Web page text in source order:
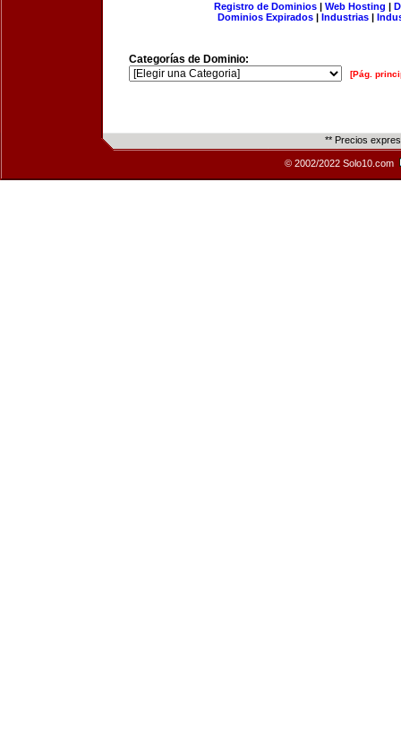
Registro de Dominios| Web Hosting |
Dominios Expirados | Industrias |
Categorías de Dominio:
[Pág.
** Precios
© 2002/2022 Solo10.com